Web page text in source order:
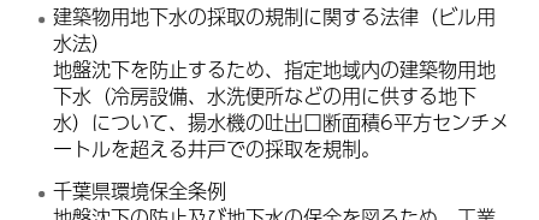
建築物用地下水の採取の規制に関する法律（ビル用
水法）
地盤沈下を防止するため、指定地域内の建築物用地
下水（冷房設備、水洗便所などの用に供する地下
水）について、揚水機の吐出口断面積6平方センチメ
ートルを超える井戸での採取を規制。
千葉県環境保全条例